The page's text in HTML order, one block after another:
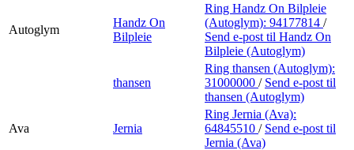
Autoglym
Handz On
Bilpleie
Ring Handz On Bilpleie
(Autoglym): 94177814 /
Send e-post til Handz On
Bilpleie (Autoglym)
thansen
Ring thansen (Autoglym):
31000000 / Send e-post til
thansen (Autoglym)
Ava Jernia
Ring Jernia (Ava):
64845510 / Send e-post til
Jernia (Ava)